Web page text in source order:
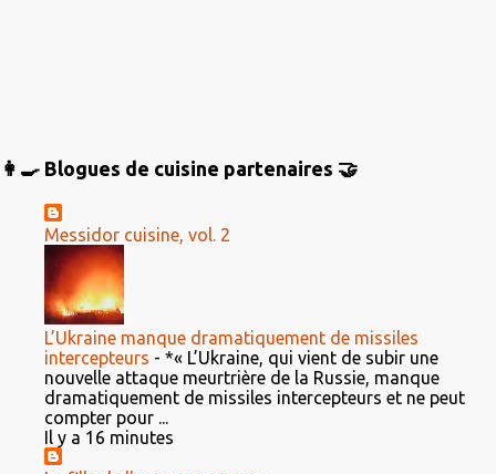
👩‍🍳 Blogues de cuisine partenaires 🤝
Messidor cuisine, vol. 2
L’Ukraine manque dramatiquement de missiles
intercepteurs - *« L’Ukraine, qui vient de subir une
nouvelle attaque meurtrière de la Russie, manque
dramatiquement de missiles intercepteurs et ne peut
compter pour ...
Il y a 16 minutes